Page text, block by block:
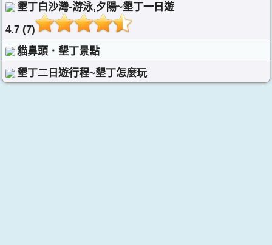
墾丁白沙灣-游泳,夕陽~墾丁一日遊
4.7 (7)
貓鼻頭．墾丁景點
墾丁二日遊行程~墾丁怎麼玩